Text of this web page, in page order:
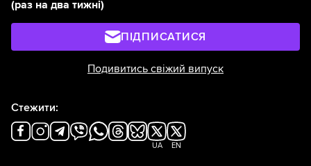
(раз на два тижні)
ПІДПИСАТИСЯ
Подивитись свіжий випуск
Стежити:
UA EN